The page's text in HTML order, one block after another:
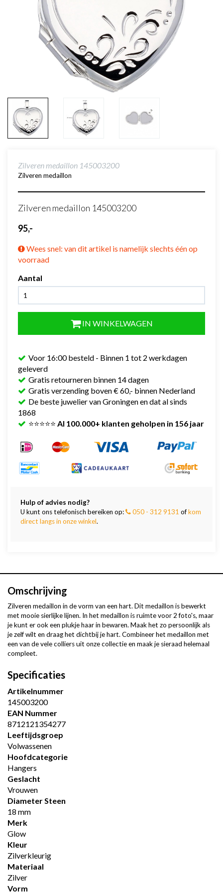
Zilveren medaillon 145003200
Zilveren medaillon
Zilveren medaillon 145003200
95,-
Wees snel: van dit artikel is namelijk slechts één op
voorraad
Aantal
IN WINKELWAGEN
Voor 16:00 besteld - Binnen 1 tot 2 werkdagen
geleverd
Gratis retourneren binnen 14 dagen
Gratis verzending boven € 60,- binnen Nederland
De beste juwelier van Groningen en dat al sinds
1868
⭐⭐⭐⭐⭐ Al 100.000+ klanten geholpen in 156 jaar
Hulp of advies nodig?
U kunt ons telefonisch bereiken op:
050 - 312 9131 ofkom
direct langs in onze winkel.
Omschrijving
Zilveren medaillon in de vorm van een hart. Dit medaillon is bewerkt
met mooie sierlijke lijnen. In het medaillon is ruimte voor 2 foto's, maar
je kunt er ook een plukje haar in bewaren. Maak het zo persoonlijk als
je zelf wilt en draag het dichtbij je hart. Combineer het medaillon met
een van de vele colliers uit onze collectie en maak je sieraad helemaal
compleet.
Specificaties
Artikelnummer
145003200
EAN Nummer
8712121354277
Leeftijdsgroep
Volwassenen
Hoofdcategorie
Hangers
Geslacht
Vrouwen
Diameter Steen
18 mm
Merk
Glow
Kleur
Zilverkleurig
Materiaal
Zilver
Vorm